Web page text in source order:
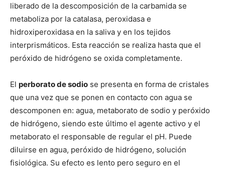
liberado de la descomposición de la carbamida se
metaboliza por la catalasa, peroxidasa e
hidroxiperoxidasa en la saliva y en los tejidos
interprismáticos. Esta reacción se realiza hasta que el
peróxido de hidrógeno se oxida completamente.
El perborato de sodio se presenta en forma de cristales
que una vez que se ponen en contacto con agua se
descomponen en: agua, metaborato de sodio y peróxido
de hidrógeno, siendo este último el agente activo y el
metaborato el responsable de regular el pH. Puede
diluirse en agua, peróxido de hidrógeno, solución
fisiológica. Su efecto es lento pero seguro en el